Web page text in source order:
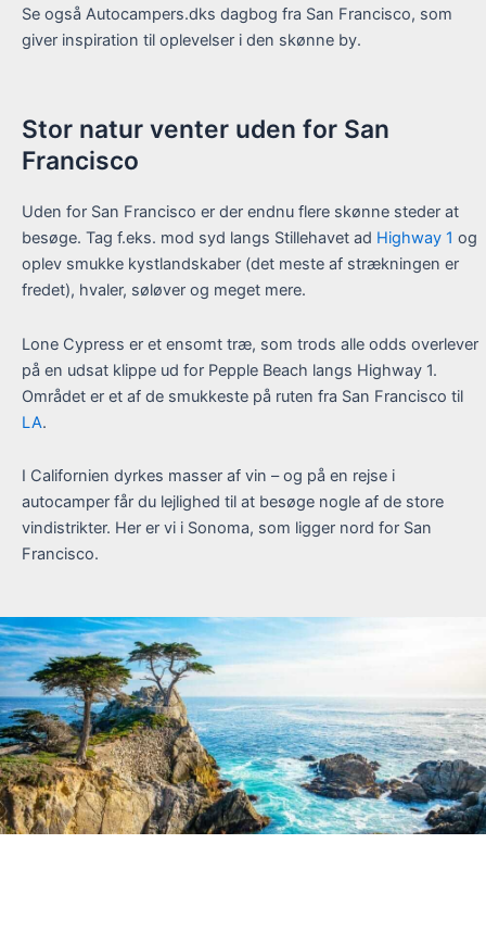
Se også Autocampers.dks dagbog fra San Francisco, som
giver inspiration til oplevelser i den skønne by.
Stor natur venter uden for San
Francisco
Uden for San Francisco er der endnu flere skønne steder at
besøge. Tag f.eks. mod syd langs Stillehavet ad Highway 1 og
oplev smukke kystlandskaber (det meste af strækningen er
fredet), hvaler, søløver og meget mere.
Lone Cypress er et ensomt træ, som trods alle odds overlever
på en udsat klippe ud for Pepple Beach langs Highway 1.
Området er et af de smukkeste på ruten fra San Francisco til
LA.
I Californien dyrkes masser af vin – og på en rejse i
autocamper får du lejlighed til at besøge nogle af de store
vindistrikter. Her er vi i Sonoma, som ligger nord for San
Francisco.